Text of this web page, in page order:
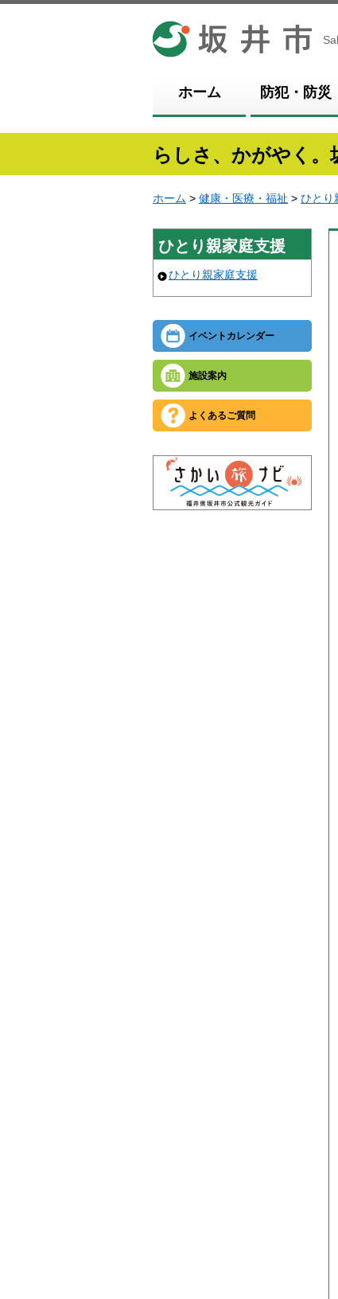
坂井市
ホーム 防犯・防災
らしさ、かがやく。
ホーム > 健康・医療・福祉 > ひとり
ひとり親家庭支援
ひとり親家庭支援
イベントカレンダー
施設案内
よくあるご質問